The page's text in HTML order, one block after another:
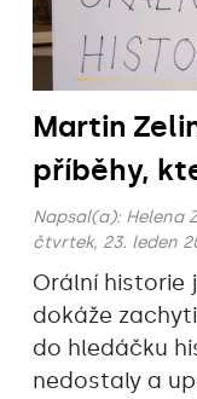
Martin
příběhy,
Napsal(a): Helena
čtvrtek, 23. leden
Orální historie
dokáže
do hledáčku
nedostaly a